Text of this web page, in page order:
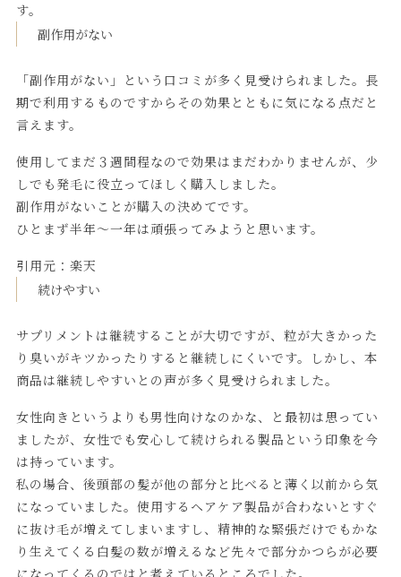
す。
副作用がない
「副作用がない」という口コミが多く見受けられました。長
期で利用するものですからその効果とともに気になる点だと
言えます。
使用してまだ３週間程なので効果はまだわかりませんが、少
しでも発毛に役立ってほしく購入しました。
副作用がないことが購入の決めてです。
ひとまず半年～一年は頑張ってみようと思います。
引用元： 楽天
続けやすい
サプリメントは継続することが大切ですが、粒が大きかった
り臭いがキツかったりすると継続しにくいです。しかし、本
商品は継続しやすいとの声が多く見受けられました。
女性向きというよりも男性向けなのかな、と最初は思ってい
ましたが、女性でも安心して続けられる製品という印象を今
は持っています。
私の場合、後頭部の髪が他の部分と比べると薄く以前から気
になっていました。使用するヘアケア製品が合わないとすぐ
に抜け毛が増えてしまいますし、精神的な緊張だけでもかな
り生えてくる白髪の数が増えるなど先々で部分かつらが必要